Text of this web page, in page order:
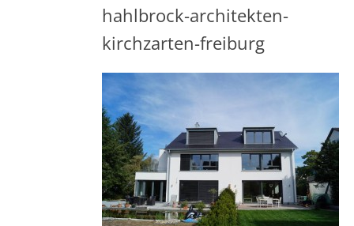
hahlbrock-architekten-
kirchzarten-freiburg